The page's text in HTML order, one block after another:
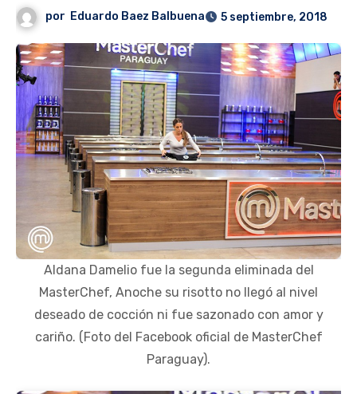
por Eduardo Baez Balbuena 5 septiembre, 2018
Aldana Damelio fue la segunda eliminada del
MasterChef, Anoche su risotto no llegó al nivel
deseado de cocción ni fue sazonado con amor y
cariño. (Foto del Facebook oficial de MasterChef
Paraguay).